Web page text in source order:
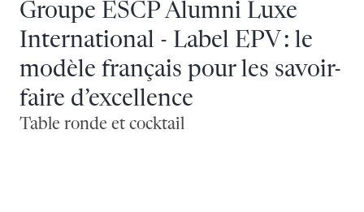
Groupe ESCP Alumni Luxe
International - Label EPV : le
modèle français pour les savoir-
faire d’excellence
Table ronde et cocktail